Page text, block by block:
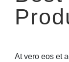
At vero eos et